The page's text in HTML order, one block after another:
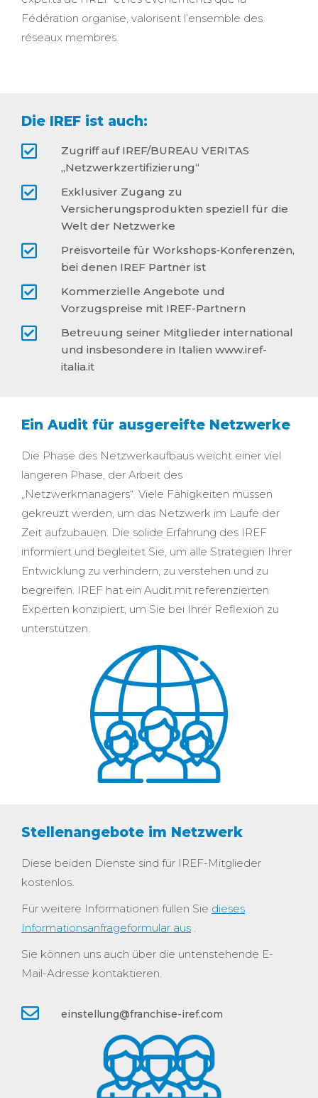
Fédération organise, valorisent l’ensemble des
réseaux membres.
Die IREF ist auch:
Zugriff auf IREF/BUREAU VERITAS
„Netzwerkzertifizierung“
Exklusiver Zugang zu
Versicherungsprodukten speziell für die
Welt der Netzwerke
Preisvorteile für Workshops‐Konferenzen,
bei denen IREF Partner ist
Kommerzielle Angebote und
Vorzugspreise mit IREF-Partnern
Betreuung seiner Mitglieder international
und insbesondere in Italien www.iref-
italia.it
Ein Audit für ausgereifte Netzwerke
Die Phase des Netzwerkaufbaus weicht einer viel
längeren Phase, der Arbeit des
„Netzwerkmanagers“. Viele Fähigkeiten müssen
gekreuzt werden, um das Netzwerk im Laufe der
Zeit aufzubauen. Die solide Erfahrung des IREF
informiert und begleitet Sie, um alle Strategien Ihrer
Entwicklung zu verhindern, zu verstehen und zu
begreifen. IREF hat ein Audit mit referenzierten
Experten konzipiert, um Sie bei Ihrer Reflexion zu
unterstützen.
Stellenangebote im Netzwerk
Diese beiden Dienste sind für IREF-Mitglieder
kostenlos.
Für weitere Informationen füllen Sie dieses
Informationsanfrageformular aus .
Sie können uns auch über die untenstehende E-
Mail-Adresse kontaktieren.
einstellung@franchise-iref.com